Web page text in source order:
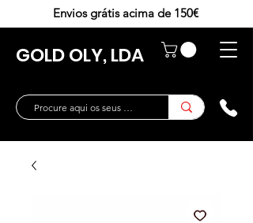
GOLD OLY, LDA
Envios grátis acima de 150€